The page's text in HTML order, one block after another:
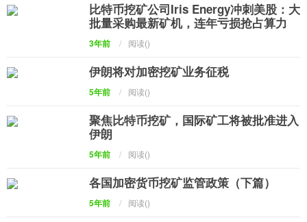
比特币挖矿公司Iris Energy冲刺美股：大
批量采购最新矿机，连年亏损抢占算力
3年前 / 阅读()
伊朗将对加密挖矿业务征税
5年前 / 阅读()
聚焦比特币挖矿，国际矿工将被批准进入
伊朗
5年前 / 阅读()
各国加密货币挖矿监管政策（下篇）
5年前 / 阅读()